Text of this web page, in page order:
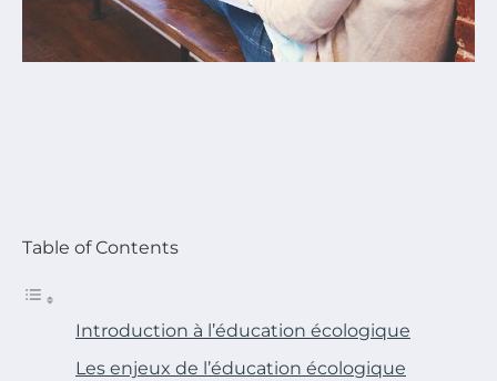
Table of Contents
Introduction à l’éducation écologique
Les enjeux de l’éducation écologique